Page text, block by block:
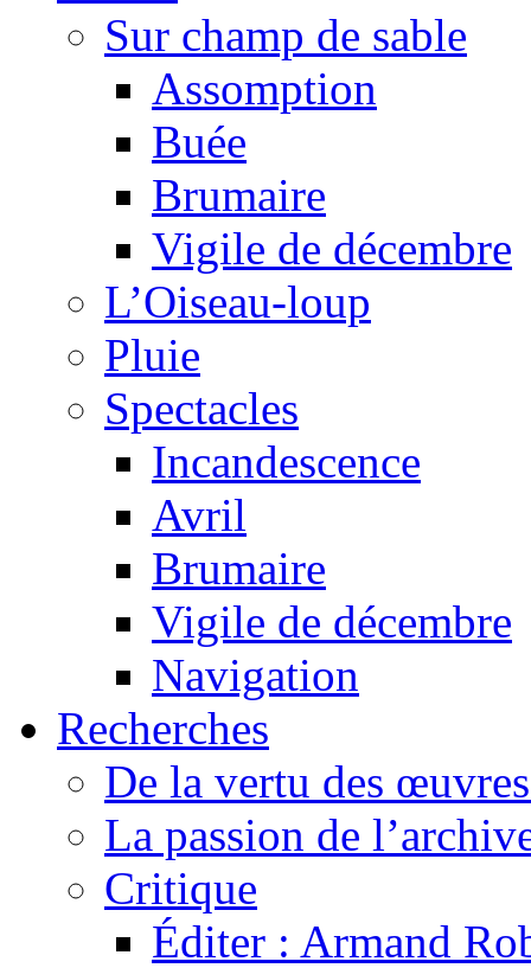
Sur champ de sable
Assomption
Buée
Brumaire
Vigile de décembre
L’Oiseau-loup
Pluie
Spectacles
Incandescence
Avril
Brumaire
Vigile de décembre
Navigation
Recherches
De la vertu des
La passion de
Critique
Éditer : Armand